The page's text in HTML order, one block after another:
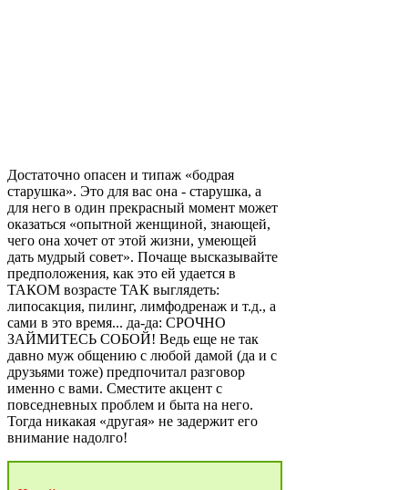
Достаточно опасен и типаж «бодрая
старушка». Это для вас она - старушка, а
для него в один прекрасный момент может
оказаться «опытной женщиной, знающей,
чего она хочет от этой жизни, умеющей
дать мудрый совет». Почаще высказывайте
предположения, как это ей удается в
ТАКОМ возрасте ТАК выглядеть:
липосакция, пилинг, лимфодренаж и т.д., а
сами в это время... да-да: СРОЧНО
ЗАЙМИТЕСЬ СОБОЙ! Ведь еще не так
давно муж общению с любой дамой (да и с
друзьями тоже) предпочитал разговор
именно с вами. Сместите акцент с
повседневных проблем и быта на него.
Тогда никакая «другая» не задержит его
внимание надолго!